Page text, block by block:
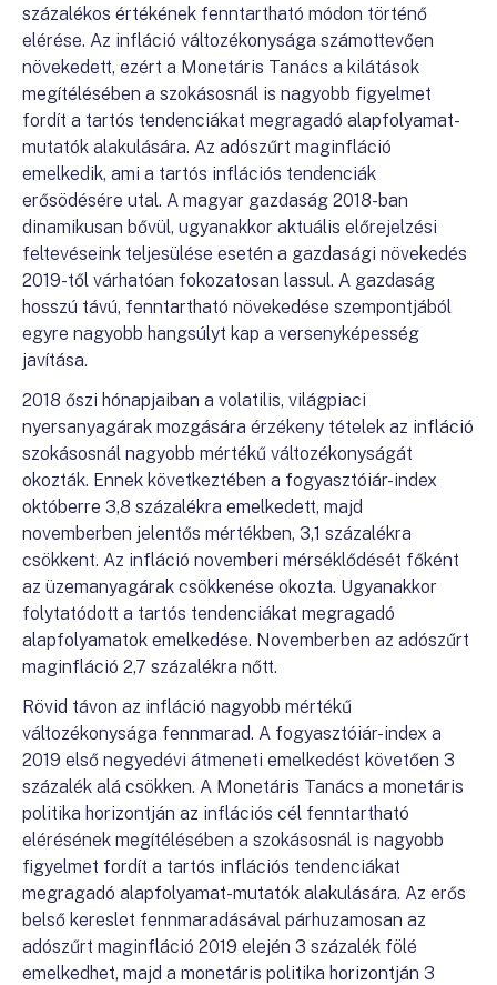
százalékos értékének fenntartható módon történő
elérése. Az infláció változékonysága számottevően
növekedett, ezért a Monetáris Tanács a kilátások
megítélésében a szokásosnál is nagyobb figyelmet
fordít a tartós tendenciákat megragadó alapfolyamat-
mutatók alakulására. Az adószűrt maginfláció
emelkedik, ami a tartós inflációs tendenciák
erősödésére utal. A magyar gazdaság 2018-ban
dinamikusan bővül, ugyanakkor aktuális előrejelzési
feltevéseink teljesülése esetén a gazdasági növekedés
2019-től várhatóan fokozatosan lassul. A gazdaság
hosszú távú, fenntartható növekedése szempontjából
egyre nagyobb hangsúlyt kap a versenyképesség
javítása.
2018 őszi hónapjaiban a volatilis, világpiaci
nyersanyagárak mozgására érzékeny tételek az infláció
szokásosnál nagyobb mértékű változékonyságát
okozták. Ennek következtében a fogyasztóiár-index
októberre 3,8 százalékra emelkedett, majd
novemberben jelentős mértékben, 3,1 százalékra
csökkent. Az infláció novemberi mérséklődését főként
az üzemanyagárak csökkenése okozta. Ugyanakkor
folytatódott a tartós tendenciákat megragadó
alapfolyamatok emelkedése. Novemberben az adószűrt
maginfláció 2,7 százalékra nőtt.
Rövid távon az infláció nagyobb mértékű
változékonysága fennmarad. A fogyasztóiár-index a
2019 első negyedévi átmeneti emelkedést követően 3
százalék alá csökken. A Monetáris Tanács a monetáris
politika horizontján az inflációs cél fenntartható
elérésének megítélésében a szokásosnál is nagyobb
figyelmet fordít a tartós inflációs tendenciákat
megragadó alapfolyamat-mutatók alakulására. Az erős
belső kereslet fennmaradásával párhuzamosan az
adószűrt maginfláció 2019 elején 3 százalék fölé
emelkedhet, majd a monetáris politika horizontján 3